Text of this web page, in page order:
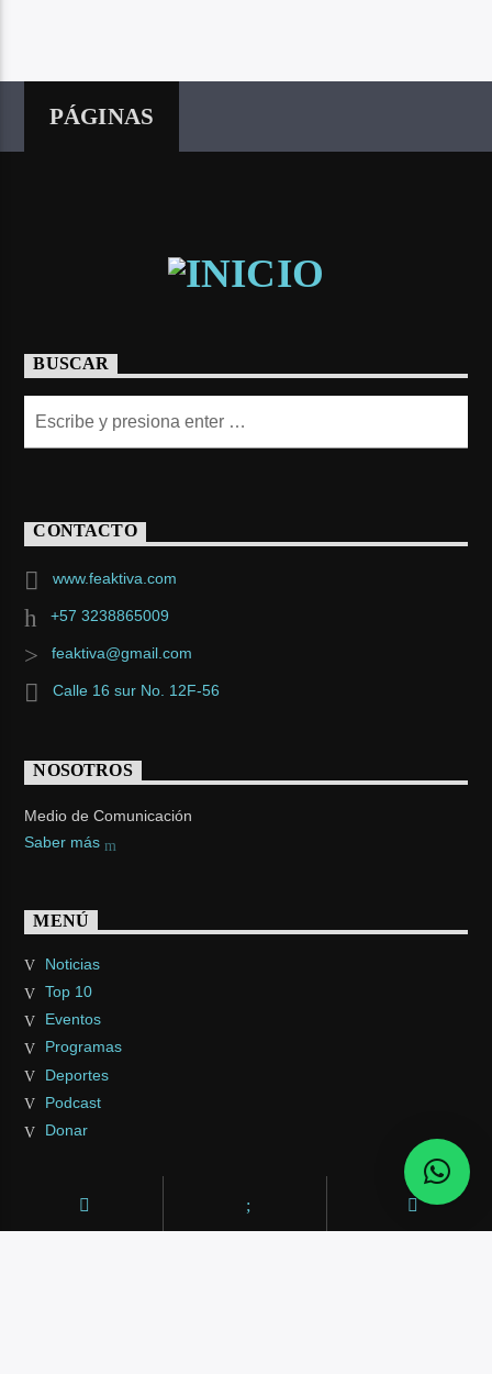
PÁGINAS
BUSCAR
CONTACTO
www.feaktiva.com
+57 3238865009
feaktiva@gmail.com
Calle 16 sur No. 12F-56
NOSOTROS
Medio de Comunicación
Saber más
MENÚ
Noticias
Top 10
Eventos
Programas
Deportes
Podcast
Donar